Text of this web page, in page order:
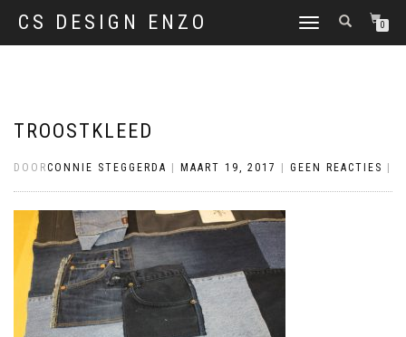
CS DESIGN ENZO
SCHAKEL
0
TROOSTKLEED
DOORCONNIE STEGGERDA MAART 19, 2017 GEEN REACTIES